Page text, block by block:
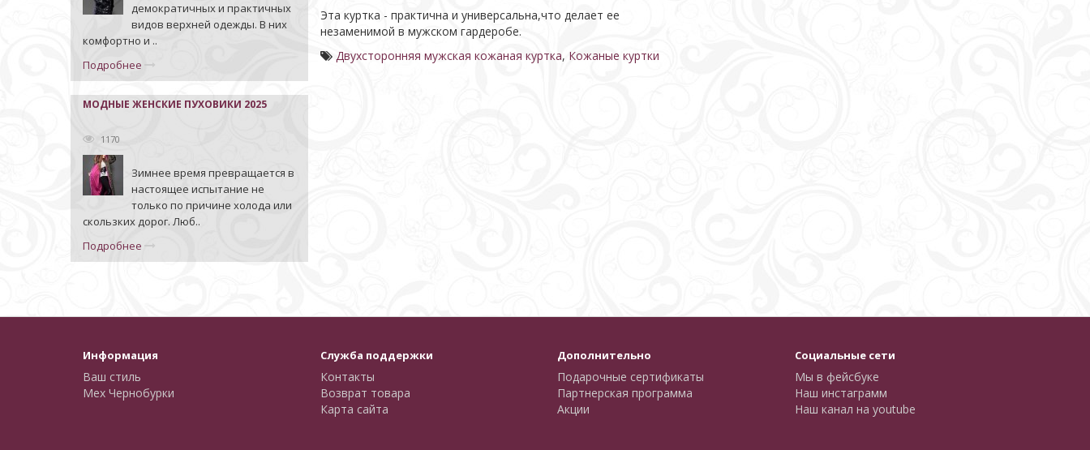
демократичных и практичных
видов верхней одежды. В них
комфортно и ..
Подробнее
МОДНЫЕ ЖЕНСКИЕ ПУХОВИКИ 2025
1170
Зимнее время превращается в
настоящее испытание не
только по причине холода или
скользких дорог. Люб..
Подробнее
Эта куртка - практична и универсальна,что делает ее
незаменимой в мужском гардеробе.
Двухсторонняя мужская кожаная куртка, Кожаные куртки
Информация
Ваш стиль
Мех Чернобурки
Служба поддержки
Контакты
Возврат товара
Карта сайта
Дополнительно
Подарочные сертификаты
Партнерская программа
Акции
Социальные сети
Мы в фейсбуке
Наш инстаграмм
Наш канал на youtube